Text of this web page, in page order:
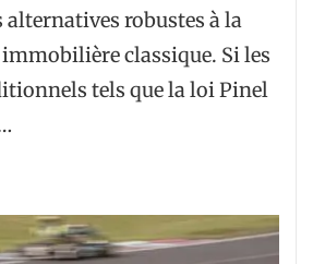
alternatives robustes à la
classique. Si les
tels que la loi Pinel